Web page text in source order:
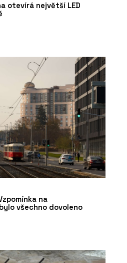
otevírá největší LED
na
všechno dovoleno